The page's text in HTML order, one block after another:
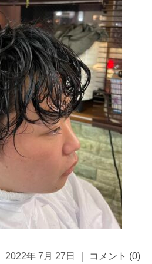
2022年 7月 27日 ｜ コメント (0)